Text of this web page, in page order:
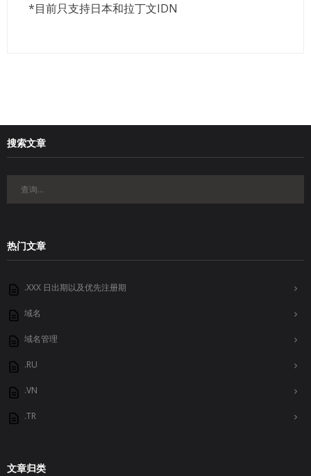
*目前只支持日本和拉丁文IDN
搜索文章
热门文章
.XXX 日出期以及优先注册期
域名
域名管理
.RU
.VN
.TR
文章归类